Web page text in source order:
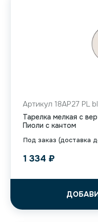
Под заказ (доставка
Артикул 18AP27 PL
Тарелка мелкая с
Пиоли с кантом
1 334 ₽